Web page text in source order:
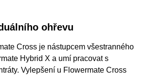
ohřevu
Cross je nástupcem všestranného
Hybrid X a umí pracovat s
Vylepšení u Flowermate Cross